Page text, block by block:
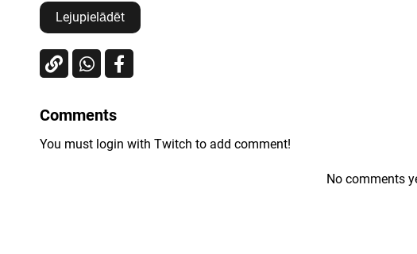
Lejupielādēt
Comments
You must login with Twitch to add comment!
No comments